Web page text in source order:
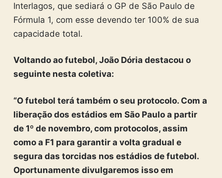
Interlagos, que sediará o GP de São Paulo de
Fórmula 1, com esse devendo ter 100% de sua
capacidade total.
Voltando ao futebol, João Dória destacou o
seguinte nesta coletiva:
“O futebol terá também o seu protocolo. Com a
liberação dos estádios em São Paulo a partir
de 1º de novembro, com protocolos, assim
como a F1 para garantir a volta gradual e
segura das torcidas nos estádios de futebol.
Oportunamente divulgaremos isso em